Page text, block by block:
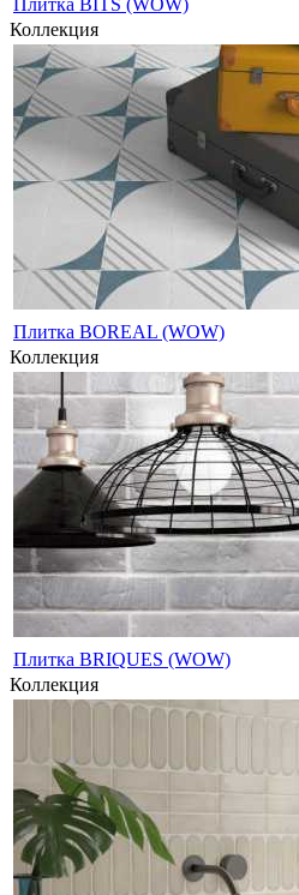
Коллекция
Плитка BOREAL (WOW)
Коллекция
Плитка BRIQUES (WOW)
Коллекция